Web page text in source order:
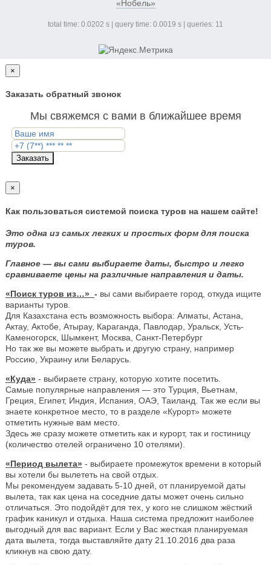
«Нобель»
total time: 0.0202 s | query time: 0.0019 s | queries: 11
×
Заказать обратный звонок
Мы свяжемся с вами в ближайшее время
Заказать
×
Как пользоваться системой поиска туров на нашем сайте!
Это одна из самых легких и простых форм для поиска
туров.
Главное — вы сами выбираете даты, быстро и легко
сравниваете цены на различные направления и даты.
«Поиск туров из…» - вы сами выбираете город, откуда ищите
варианты туров.
Для Казахстана есть возможность выбора: Алматы, Астана,
Актау, Актобе, Атырау, Караганда, Павлодар, Уральск, Усть-
Каменогорск, Шымкент, Москва, Санкт-Петербург
Но так же вы можете выбрать и другую страну, например
Россию, Украину или Беларусь.
«Куда» - выбираете страну, которую хотите посетить.
Самые популярные направления — это Турция, Вьетнам,
Греция, Египет, Индия, Испания, ОАЭ, Таиланд. Так же если вы
знаете конкретное место, то в разделе «Курорт» можете
отметить нужные вам место.
Здесь же сразу можете отметить как и курорт, так и гостиницу
(количество отелей ограничено 10 отелями).
«Период вылета» - выбираете промежуток времени в который
вы хотели бы вылететь на свой отдых.
Мы рекомендуем задавать 5-10 дней, от планируемой даты
вылета, так как цена на соседние даты может очень сильно
отличаться. Это подойдёт для тех, у кого не слишком жёсткий
график каникул и отдыха. Наша система предложит наиболее
выгодный для вас вариант. Если у Вас жесткая планируемая
дата вылета, тогда выставляйте дату 21.10.2016 два раза
кликнув на свою дату.